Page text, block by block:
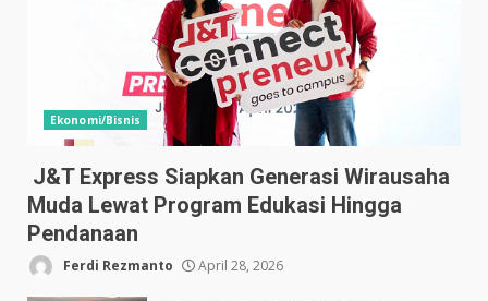
Ekonomi/Bisnis
J&T Express Siapkan Generasi Wirausaha
Muda Lewat Program Edukasi Hingga
Pendanaan
Ferdi Rezmanto April 28, 2026